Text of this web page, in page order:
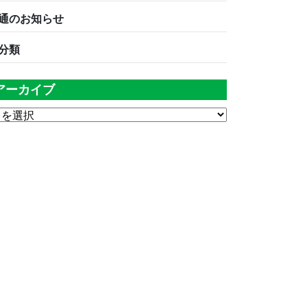
のお知らせ
類
ーカイブ